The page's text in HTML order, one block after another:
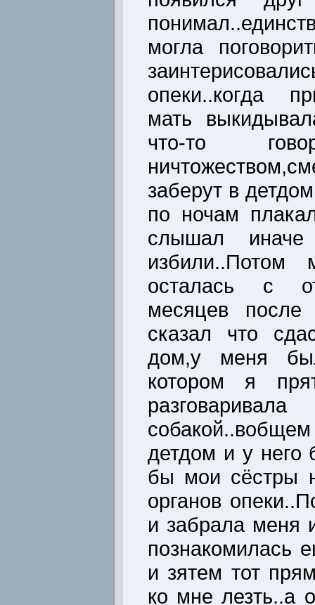
могла
опеки..когда
мать
что-то
заберут в
по ночам
слышал
осталась с
месяцев
сказал что
дом,у меня
котором я
собакой..вобщем
детдом и у него
бы мои сёстры
органов
и забрала меня
познакомилась
и зятем тот
ко мне лезть..а